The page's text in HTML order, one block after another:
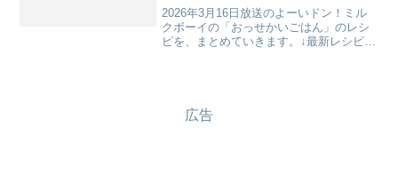
2026年3月16日放送のよーいドン！ミル
クボーイの「おっせかいごはん」のレシ
ピを、まとめていきます。↓最新レシピも
広告